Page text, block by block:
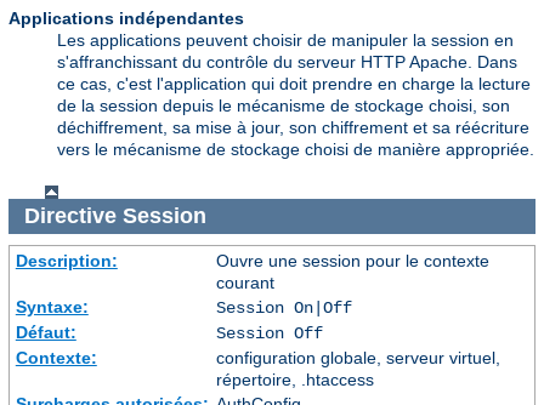
Applications indépendantes
Les applications peuvent choisir de manipuler la session en
s'affranchissant du contrôle du serveur HTTP Apache. Dans
ce cas, c'est l'application qui doit prendre en charge la lecture
de la session depuis le mécanisme de stockage choisi, son
déchiffrement, sa mise à jour, son chiffrement et sa réécriture
vers le mécanisme de stockage choisi de manière appropriée.
Directive Session
Description:
Ouvre une session pour le contexte
courant
Syntaxe:
Session On|Off
Défaut:
Session Off
Contexte:
configuration globale, serveur virtuel,
répertoire, .htaccess